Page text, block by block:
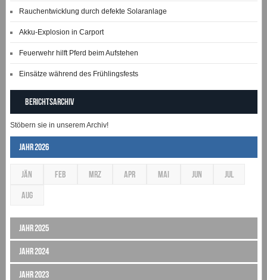
Rauchentwicklung durch defekte Solaranlage
Akku-Explosion in Carport
Feuerwehr hilft Pferd beim Aufstehen
Einsätze während des Frühlingsfests
Berichtsarchiv
Stöbern sie in unserem Archiv!
Jahr 2026
JÄN FEB MRZ APR MAI JUN JUL
AUG
Jahr 2025
Jahr 2024
Jahr 2023